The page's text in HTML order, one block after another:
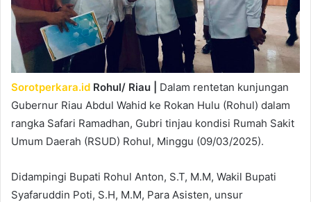
Sorotperkara.id Rohul/ Riau |
Dalam rentetan kunjungan
Gubernur Riau Abdul Wahid ke Rokan Hulu (Rohul) dalam
rangka Safari Ramadhan, Gubri tinjau kondisi Rumah Sakit
Umum Daerah (RSUD) Rohul, Minggu (09/03/2025).
Didampingi Bupati Rohul Anton, S.T, M.M, Wakil Bupati
Syafaruddin Poti, S.H, M.M, Para Asisten, unsur